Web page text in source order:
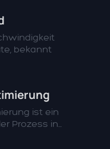
bekannt
ist ein
Prozess in...